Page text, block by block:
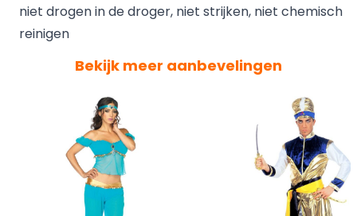
niet drogen in de droger, niet strijken, niet chemisch
reinigen
Bekijk meer aanbevelingen